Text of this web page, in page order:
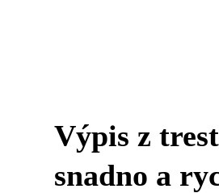
Výpis z
snadno a